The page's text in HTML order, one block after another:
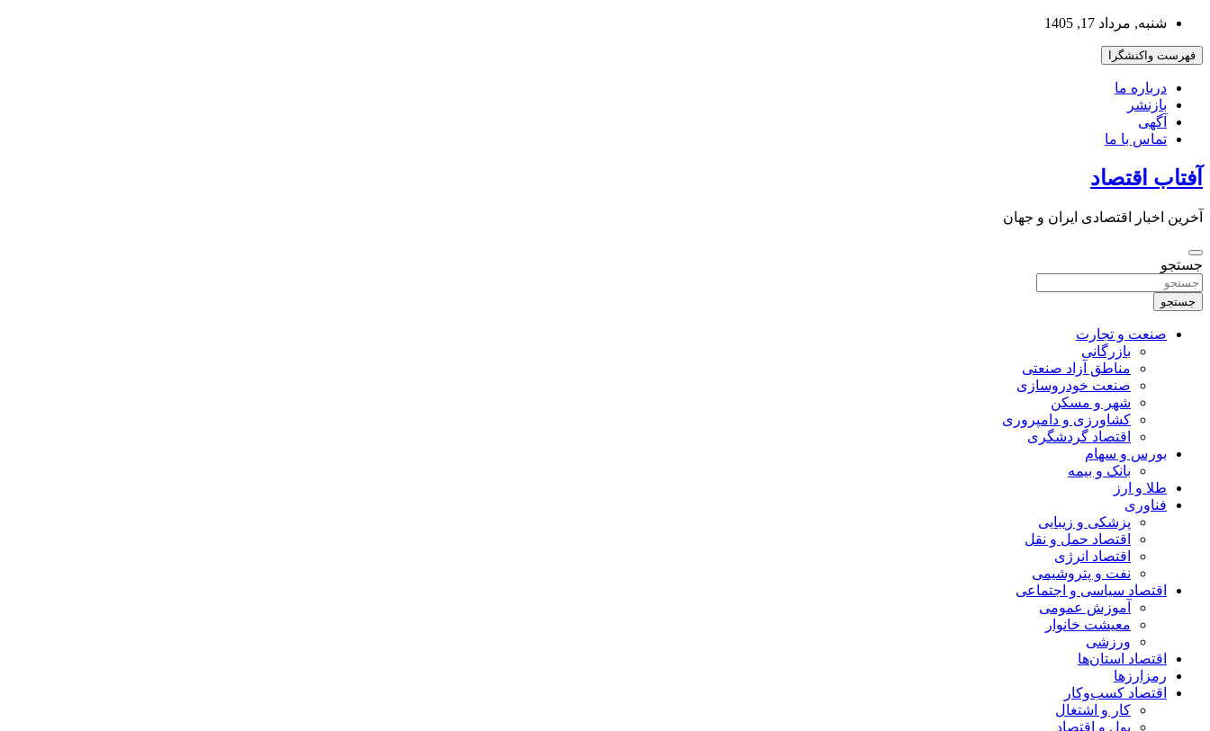
بروید
شنبه, مرداد 17, 1405
فهرست واکنشگرا
درباره ما
بازنشر
آگهی
تماس با ما
آفتاب اقتصاد
آخرین اخبار اقتصادی ایران و جهان
جستجو
جستجو
صنعت و تجارت
بازرگانی
مناطق آزاد صنعتی
صنعت خودروسازی
شهر و مسکن
کشاورزی و دامپروری
اقتصاد گردشگری
بورس و سهام
بانک و بیمه
طلا و ارز
فناوری
پزشکی و زیبایی
اقتصاد حمل و نقل
اقتصاد انرژی
نفت و پتروشیمی
اقتصاد سیاسی و اجتماعی
آموزش عمومی
معیشت خانوار
ورزشی
اقتصاد استان‌ها
رمزارزها
اقتصاد کسب‌و‌کار
کار و اشتغال
پول و اقتصاد